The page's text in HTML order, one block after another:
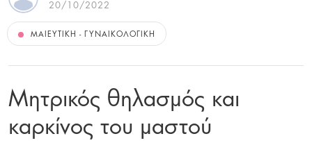
20/10/2022
ΜΑΙΕΥΤΙΚΉ - ΓΥΝΑΙΚΟΛΟΓΙΚΉ
Μητρικός θηλασμός και
καρκίνος του μαστού